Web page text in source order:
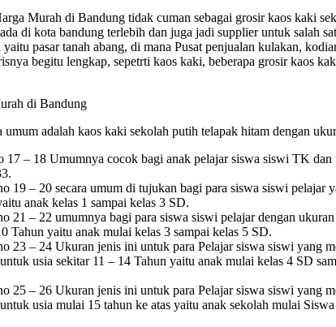
Murah di Bandung tidak cuman sebagai grosir kaos kaki
di kota bandung terlebih dan juga jadi supplier untuk salah
pasar tanah abang, di mana Pusat penjualan kulakan,
begitu lengkap, sepetrti kaos kaki, beberapa grosir kaos
di Bandung
adalah kaos kaki sekolah putih telapak hitam dengan
17 – 18 Umumnya cocok bagi anak pelajar siswa siswi TK dan
19 – 20 secara umum di tujukan bagi para siswa siswi pelajar
anak kelas 1 sampai kelas 3 SD.
21 – 22 umumnya bagi para siswa siswi pelajar dengan ukuran
Tahun yaitu anak mulai kelas 3 sampai kelas 5 SD.
23 – 24 Ukuran jenis ini untuk para Pelajar siswa siswi yang
usia sekitar 11 – 14 Tahun yaitu anak mulai kelas 4 SD
25 – 26 Ukuran jenis ini untuk para Pelajar siswa siswi yang
usia mulai 15 tahun ke atas yaitu anak sekolah mulai